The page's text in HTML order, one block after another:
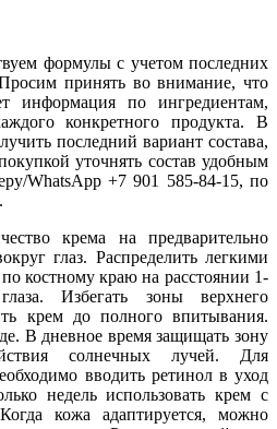
формулы с учетом последних
принять во внимание, что
информация по ингредиентам,
конкретного продукта. В
последний вариант состава,
уточнять состав удобным
WhatsApp +7 901 585-84-15, по
крема на предварительно
глаз. Распределить легкими
костному краю на расстоянии 1-
Избегать зоны верхнего
крем до полного впитывания.
В дневное время защищать зону
солнечных лучей. Для
вводить ретинол в уход
недель использовать крем с
кожа адаптируется, можно